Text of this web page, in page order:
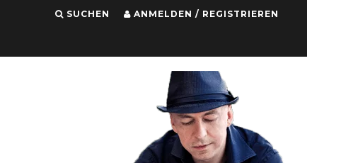
SUCHEN ANMELDEN / REGISTRIEREN